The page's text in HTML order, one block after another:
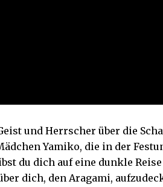
und Herrscher über die
Yamiko, die in der
du dich auf eine dunkle
dich, den Aragami,